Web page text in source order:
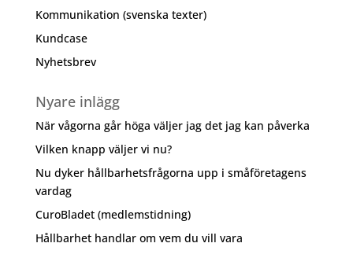
Kommunikation (svenska texter)
Kundcase
Nyhetsbrev
Nyare inlägg
När vågorna går höga väljer jag det jag kan påverka
Vilken knapp väljer vi nu?
Nu dyker hållbarhetsfrågorna upp i småföretagens
vardag
CuroBladet (medlemstidning)
Hållbarhet handlar om vem du vill vara